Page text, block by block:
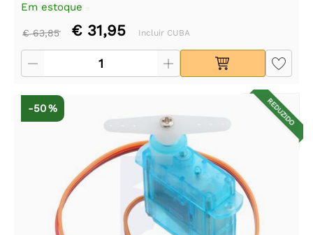
Em estoque
€ 63,85 € 31,95 Incluir CUBA
REDUZIDO
-50 %